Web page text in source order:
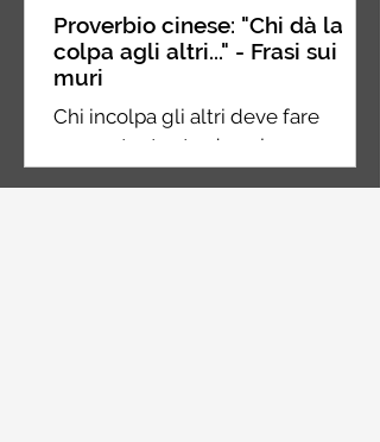
Proverbio cinese: "Chi dà la
colpa agli altri..." - Frasi sui
muri
Chi incolpa gli altri deve fare
ancora tanta strada nel suo